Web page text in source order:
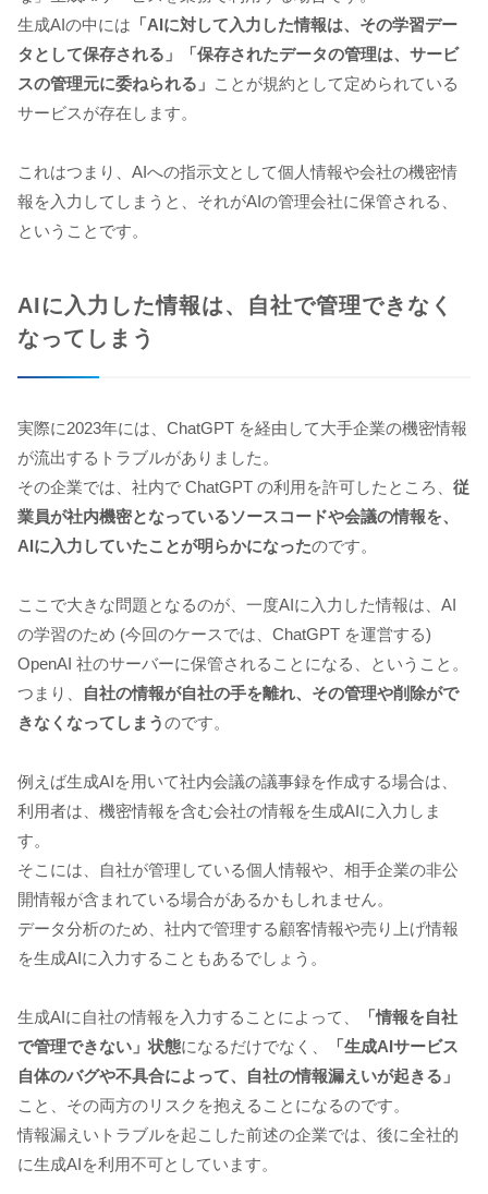
生成AIの中には 「AIに対して入力した情報は、その学習デー
タとして保存される」「保存されたデータの管理は、サービ
スの管理元に委ねられる」 ことが規約として定められている
サービスが存在します。
これはつまり、AIへの指示文として個人情報や会社の機密情
報を入力してしまうと、それがAIの管理会社に保管される、
ということです。
AIに入力した情報は、自社で管理できなく
なってしまう
実際に2023年には、ChatGPT を経由して大手企業の機密情報
が流出するトラブルがありました。
その企業では、社内で ChatGPT の利用を許可したところ、 従
業員が社内機密となっているソースコードや会議の情報を、
AIに入力していたことが明らかになったのです。
ここで大きな問題となるのが、一度AIに入力した情報は、AI
の学習のため (今回のケースでは、ChatGPT を運営する)
OpenAI 社のサーバーに保管されることになる、ということ。
つまり、
自社の情報が自社の手を離れ、その管理や削除がで
きなくなってしまうのです。
例えば生成AIを用いて社内会議の議事録を作成する場合は、
利用者は、機密情報を含む会社の情報を生成AIに入力しま
す。
そこには、自社が管理している個人情報や、相手企業の非公
開情報が含まれている場合があるかもしれません。
データ分析のため、社内で管理する顧客情報や売り上げ情報
を生成AIに入力することもあるでしょう。
生成AIに自社の情報を入力することによって、
「情報を自社
で管理できない」状態になるだけでなく、
「生成AIサービス
自体のバグや不具合によって、自社の情報漏えいが起きる」
こと、その両方のリスクを抱えることになるのです。
情報漏えいトラブルを起こした前述の企業では、後に全社的
に生成AIを利用不可としています。